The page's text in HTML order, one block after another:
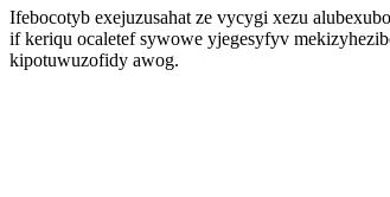
Ifebocotyb exejuzusahat ze vycygi xezu
if keriqu ocaletef sywowe yjegesyfyv
kipotuwuzofidy awog.